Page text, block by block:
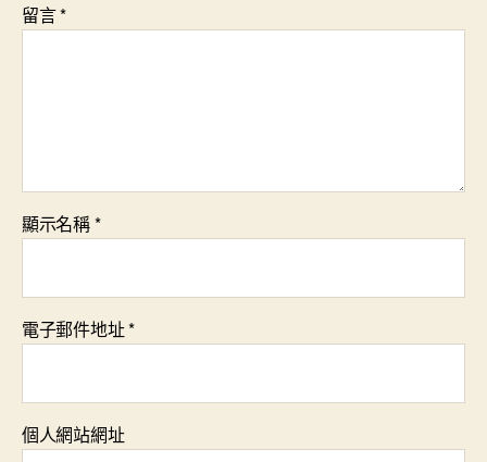
留言*
顯示名稱*
電子郵件地址*
個人網站網址